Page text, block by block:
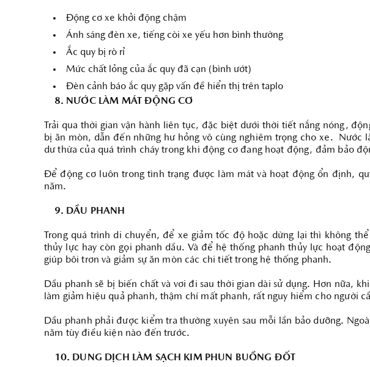
Động cơ xe khởi động chậm
Ánh sáng đèn xe, tiếng còi xe yếu hơn bình thường
Ắc quy bị rò rỉ
Mức chất lỏng của ắc quy đã cạn (bình ướt)
Đèn cảnh báo ắc quy gặp vấn đề hiển thị trên taplo
8. NƯỚC LÀM MÁT ĐỘNG CƠ
Trải qua thời gian vận hành liên tục, đặc biệt dưới thời tiết nắng nóng,
bị ăn mòn, dẫn đến những hư hỏng vô cùng nghiêm trọng cho xe.
dư thừa của quá trình cháy trong khi động cơ đang hoạt động, đảm bảo
Để động cơ luôn trong tình trạng được làm mát và hoạt động ổn định,
năm.
9. DẦU PHANH
Trong quá trình di chuyển, để xe giảm tốc độ hoặc dừng lại thì không
thủy lực hay còn gọi phanh dầu. Và để hệ thống phanh thủy lực hoạt
giúp bôi trơn và giảm sự ăn mòn các chi tiết trong hệ thống phanh.
Dầu phanh sẽ bị biến chất và vơi đi sau thời gian dài sử dụng. Hơn nữa,
làm giảm hiệu quả phanh, thậm chí mất phanh, rất nguy hiểm cho người
Dầu phanh phải được kiểm tra thường xuyên sau mỗi lần bảo dưỡng.
năm tùy điều kiện nào đến trước.
10. DUNG DỊCH LÀM SẠCH KIM PHUN BUỒNG ĐỐT